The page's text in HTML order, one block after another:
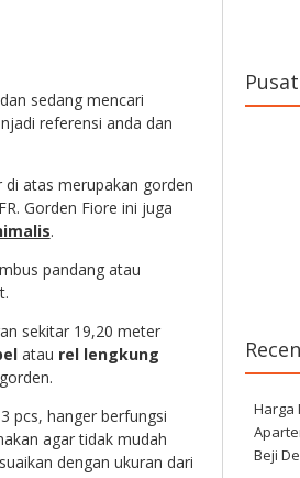
sedang mencari
referensi anda dan
atas merupakan gorden
Gorden Fiore ini juga
.
pandang atau
sekitar 19,20 meter
atau rel lengkung
pcs, hanger berfungsi
agar tidak mudah
dengan ukuran dari
Harga
Beji